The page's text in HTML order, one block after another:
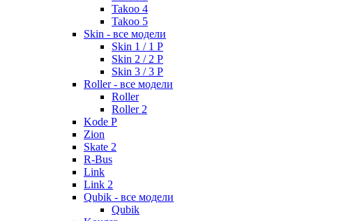
Takoo 4
Takoo 5
Skin - все модели
Skin 1 / 1 P
Skin 2 / 2 P
Skin 3 / 3 P
Roller - все модели
Roller
Roller 2
Kode P
Zion
Skate 2
R-Bus
Link
Link 2
Qubik - все модели
Qubik